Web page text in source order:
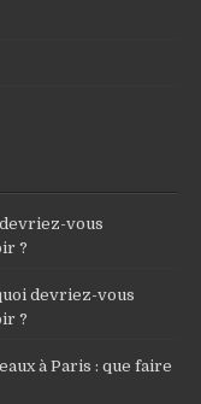
vous
?
devriez-vous
?
à Paris : que faire